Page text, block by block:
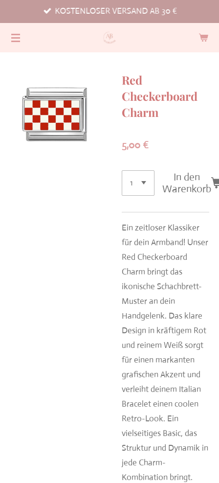
Hauptinhalt
springen
KOSTENLOSER VERSAND AB 30 €
Red
Checkerboard
Charm
5,00 €
In den
Warenkorb
Ein zeitloser Klassiker
für dein Armband! Unser
Red Checkerboard
Charm bringt das
ikonische Schachbrett-
Muster an dein
Handgelenk. Das klare
Design in kräftigem Rot
und reinem Weiß sorgt
für einen markanten
grafischen Akzent und
verleiht deinem Italian
Bracelet einen coolen
Retro-Look. Ein
vielseitiges Basic, das
Struktur und Dynamik in
jede Charm-
Kombination bringt.